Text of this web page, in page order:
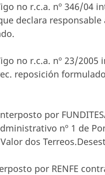
no r.c.a. nº 346/04
declara responsable
no r.c.a. nº 23/
reposición
por
nº 1 de
dos
por RENFE